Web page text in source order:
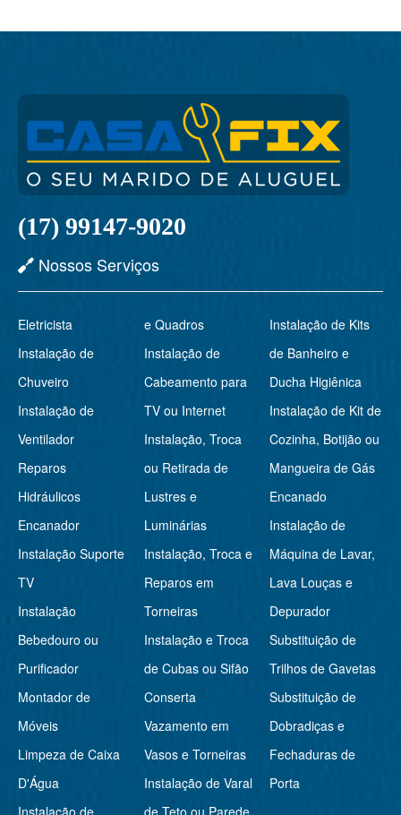
(17) 99147-9020
Nossos Serviços
Eletricista
Instalação de
Chuveiro
Instalação de
Ventilador
Reparos
Hidráulicos
Encanador
Instalação Suporte
TV
Instalação
Bebedouro ou
Purificador
Montador de
Móveis
Limpeza de Caixa
D'Água
e Quadros
Instalação de
Cabeamento para
TV ou Internet
Instalação, Troca
ou Retirada de
Lustres e
Luminárias
Instalação, Troca e
Reparos em
Torneiras
Instalação e Troca
de Cubas ou Sifão
Conserta
Vazamento em
Vasos e Torneiras
Instalação de Varal
Instalação de Kits
de Banheiro e
Ducha Higiênica
Instalação de Kit de
Cozinha, Botijão ou
Mangueira de Gás
Encanado
Instalação de
Máquina de Lavar,
Lava Louças e
Depurador
Substituição de
Trilhos de Gavetas
Substituição de
Dobradiças e
Fechaduras de
Porta